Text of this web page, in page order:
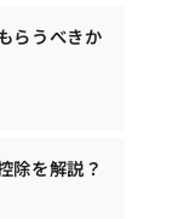
らうべきか
除を解説？